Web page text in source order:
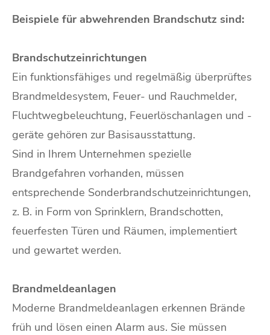
Beispiele für abwehrenden Brandschutz sind:
Brandschutzeinrichtungen
Ein funktionsfähiges und regelmäßig überprüftes
Brandmeldesystem, Feuer- und Rauchmelder,
Fluchtwegbeleuchtung, Feuerlöschanlagen und -
geräte gehören zur Basisausstattung.
Sind in Ihrem Unternehmen spezielle
Brandgefahren vorhanden, müssen
entsprechende Sonderbrandschutzeinrichtungen,
z. B. in Form von Sprinklern, Brandschotten,
feuerfesten Türen und Räumen, implementiert
und gewartet werden.
Brandmeldeanlagen
Moderne Brandmeldeanlagen erkennen Brände
früh und lösen einen Alarm aus. Sie müssen